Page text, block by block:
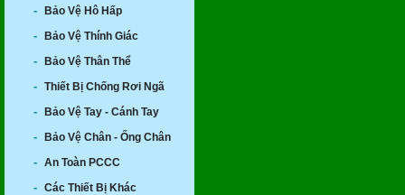
- Bảo Vệ Hô Hấp
- Bảo Vệ Thính Giác
- Bảo Vệ Thân Thể
- Thiết Bị Chống Rơi Ngã
- Bảo Vệ Tay - Cánh Tay
- Bảo Vệ Chân - Ống Chân
- An Toàn PCCC
- Các Thiết Bị Khác